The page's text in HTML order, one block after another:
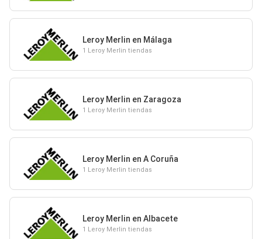
Leroy Merlin en Málaga
1 Leroy Merlin tiendas
Leroy Merlin en Zaragoza
1 Leroy Merlin tiendas
Leroy Merlin en A Coruña
1 Leroy Merlin tiendas
Leroy Merlin en Albacete
1 Leroy Merlin tiendas